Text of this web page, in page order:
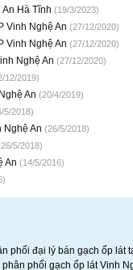
Hà Tĩnh (19/3/2023)
Vinh Nghệ An (27/12/2020)
Vinh Nghệ An (27/12/2020)
Nghệ An (27/12/2020)
12/2019)
An (20/4/2019)
5/2018)
Nghệ An (26/5/2018)
5/2018)
An (14/5/2016)
phối đại lý bán gạch ốp lát
phân phối gạch ốp lát Vinh